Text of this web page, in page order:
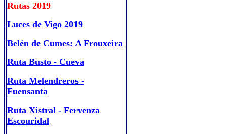
Rutas 2019
Luces de Vigo 2019
Belén de Cumes: A Frouxeira
Ruta Busto - Cueva
Ruta Melendreros -
Fuensanta
Ruta Xistral - Fervenza
Escouridal